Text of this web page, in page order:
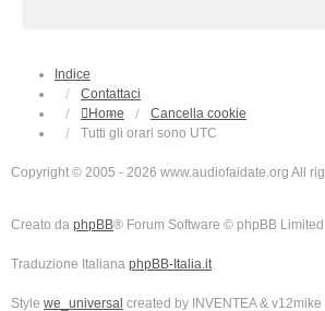
Indice
Contattaci
Home
Cancella cookie
Tutti gli orari sono UTC
Copyright © 2005 - 2026 www.audiofaidate.org All
Creato da phpBB® Forum Software © phpBB Limited
Traduzione Italiana phpBB-Italia.it
Style we_universal created by INVENTEA & v12mike